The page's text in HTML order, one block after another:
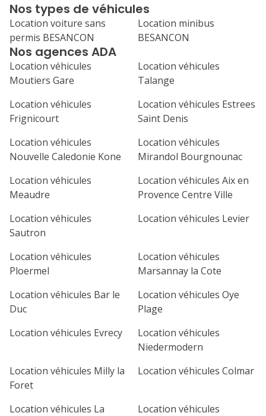
24 25 26
31
septembre 2026
lu me
3 4
7 9 10
14 15 16 17
21 23 24 25
Nos agences ADA
Location véhicules
Moutiers Gare
Location véhicules
Talange
Location véhicules
Frignicourt
Location véhicules Estrees
Saint Denis
Location véhicules
Nouvelle Caledonie Kone
Location véhicules
Mirandol Bourgnounac
Location véhicules
Meaudre
Location véhicules Aix en
Provence Centre Ville
Location véhicules
Sautron
Location véhicules Levier
Location véhicules
Ploermel
Location véhicules
Marsannay la Cote
Location véhicules Bar le
Duc
Location véhicules Oye
Plage
Location véhicules Evrecy
Location véhicules
Niedermodern
Location véhicules Milly la
Foret
Location véhicules Colmar
Location véhicules La
Location véhicules
Nos types de véhicules
Location voiture sans
permis BESANCON
Location minibus
BESANCON